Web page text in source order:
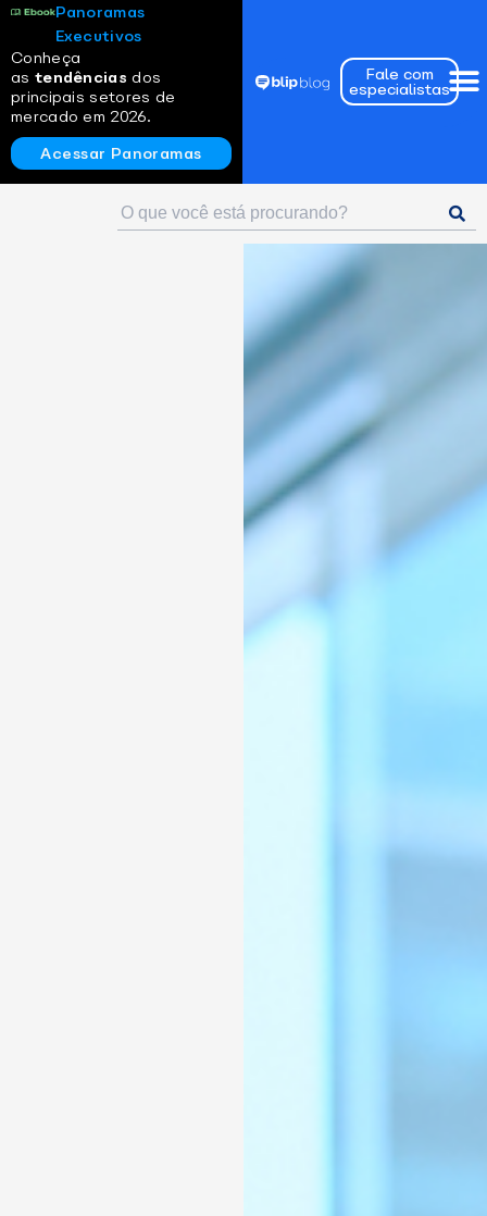
Panoramas
Executivos
Conheça
as tendências dos
principais setores de
mercado em 2026.
Acessar Panoramas
Fale com
especialistas